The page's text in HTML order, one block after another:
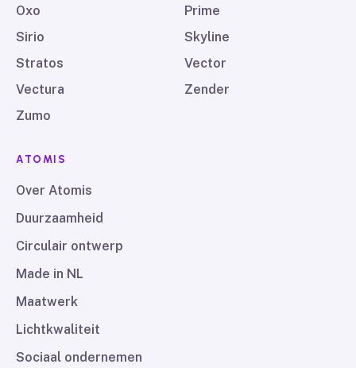
Oxo
Prime
Sirio
Skyline
Stratos
Vector
Vectura
Zender
Zumo
ATOMIS
Over Atomis
Duurzaamheid
Circulair ontwerp
Made in NL
Maatwerk
Lichtkwaliteit
Sociaal ondernemen